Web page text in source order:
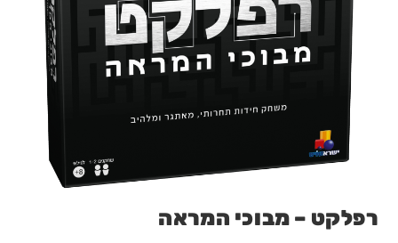
רפלקט – מבוכי המראה